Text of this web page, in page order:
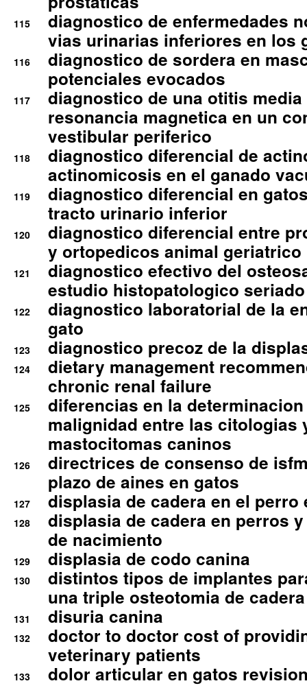
115
diagnostico de enfermedades
vias urinarias inferiores en los
116
diagnostico de sordera en
potenciales evocados
117
diagnostico de una otitis
resonancia magnetica en un
vestibular periferico
118
diagnostico diferencial de
actinomicosis en el ganado
119
diagnostico diferencial en
tracto urinario inferior
120
diagnostico diferencial entre
y ortopedicos animal geriatrico
121
diagnostico efectivo del
estudio histopatologico seriado
122
diagnostico laboratorial de la
gato
123 diagnostico precoz de la
124
dietary management
chronic renal failure
125
diferencias en la
malignidad entre las citologias
mastocitomas caninos
126
directrices de consenso de
plazo de aines en gatos
127 displasia de cadera en el perro
128
displasia de cadera en perros
de nacimiento
129 displasia de codo canina
130
distintos tipos de implantes
una triple osteotomia de cadera
131 disuria canina
132
doctor to doctor cost of
veterinary patients
133
dolor articular en gatos